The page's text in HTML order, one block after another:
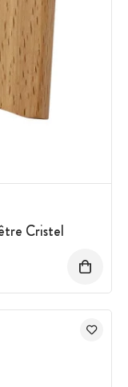
Cristel